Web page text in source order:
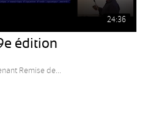
24:36
édition
Remise de...